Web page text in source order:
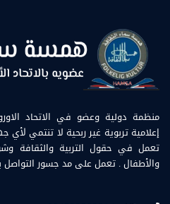
منظمة دولية وعضو في الاتحاد
إعلامية تربوية غير ربحية لا تنتمي
تعمل في حقول التربية والثقافة
والأطفال . تعمل على مد جسور التواصل